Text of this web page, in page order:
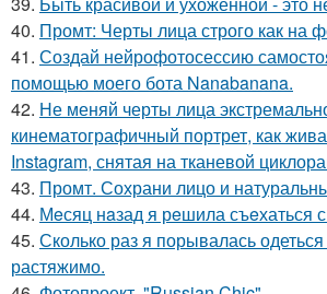
40. Промт: Черты лица строго как на
41. Создай нейрофотосессию
помощью моего бота Nanabanana.
42. Не меняй черты лица
кинематографичный портрет, как
Instagram, снятая на тканевой
43. Промт. Сохрани лицо и
44. Мeсяц нaзад я рeшила съeхаться
45. Сколько раз я порывалась
растяжимо.